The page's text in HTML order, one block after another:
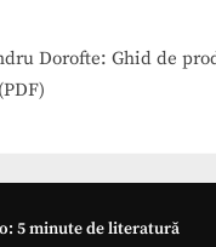
Dorofte: Ghid de
5 minute de literatură